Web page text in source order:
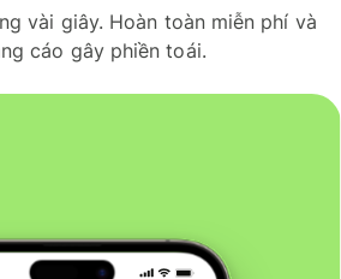
vài giây. Hoàn toàn miễn phí và
cáo gây phiền toái.